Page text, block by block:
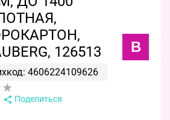
126513
B
4606224109626
Поделиться